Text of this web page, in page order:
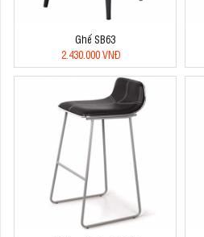
Ghế SB63
2.430.000 VNĐ